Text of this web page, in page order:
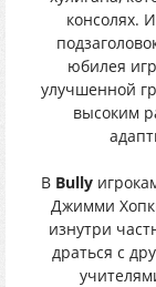
консолях.
юбилея
улучшенной
высоким
В Bully
Джимми
изнутри
драться с